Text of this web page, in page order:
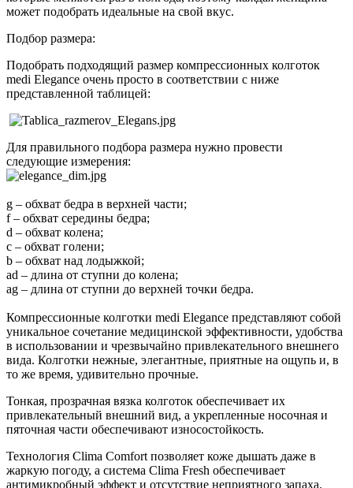
может подобрать идеальные на свой вкус.
Подбор размера:
Подобрать подходящий размер компрессионных колготок
medi Elegance очень просто в соответствии с ниже
представленной таблицей:
Для правильного подбора размера нужно провести
следующие измерения:
g – обхват бедра в верхней части;
f – обхват середины бедра;
d – обхват колена;
с – обхват голени;
b – обхват над лодыжкой;
ad – длина от ступни до колена;
ag – длина от ступни до верхней точки бедра.
Компрессионные колготки medi Elegance представляют собой
уникальное сочетание медицинской эффективности, удобства
в использовании и чрезвычайно привлекательного внешнего
вида. Колготки нежные, элегантные, приятные на ощупь и, в
то же время, удивительно прочные.
Тонкая, прозрачная вязка колготок обеспечивает их
привлекательный внешний вид, а укрепленные носочная и
пяточная части обеспечивают износостойкость.
Технология Clima Comfort позволяет коже дышать даже в
жаркую погоду, а система Clima Fresh обеспечивает
антимикробный эффект и отсутствие неприятного запаха.